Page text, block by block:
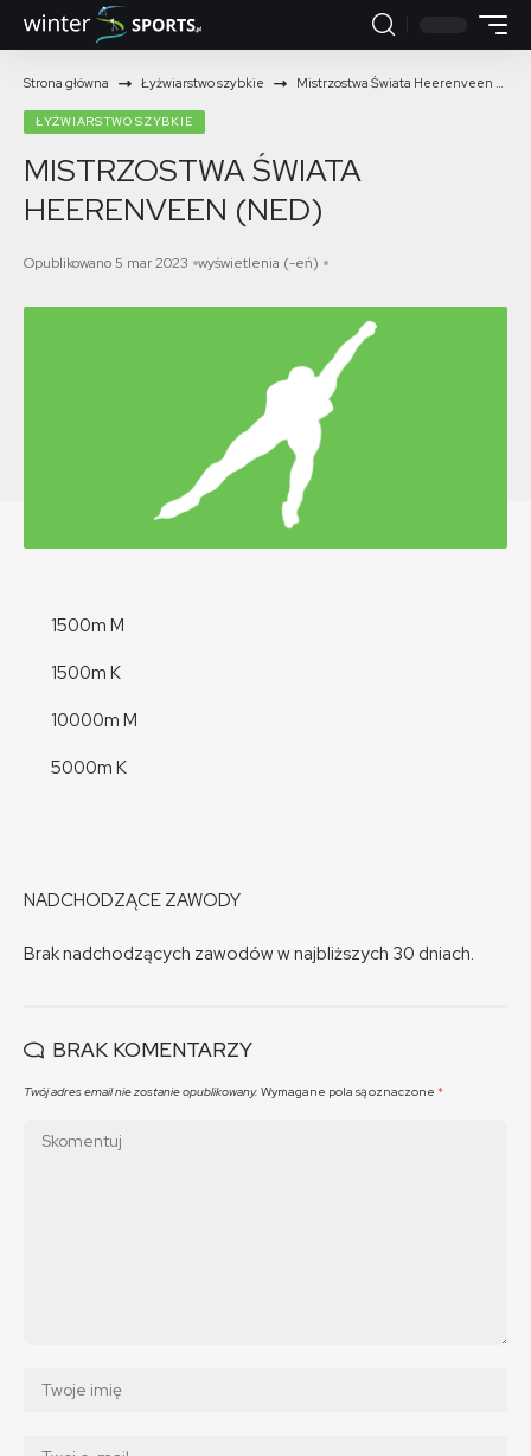
Strona główna Łyżwiarstwo szybkie Mistrzostwa Świata Heerenveen (NED)
ŁYŻWIARSTWO SZYBKIE
MISTRZOSTWA ŚWIATA
HEERENVEEN (NED)
Opublikowano 5 mar 2023 wyświetlenia (-eń)
1500m M
1500m K
10000m M
5000m K
NADCHODZĄCE ZAWODY
Brak nadchodzących zawodów w najbliższych 30 dniach.
BRAK KOMENTARZY
Twój adres email nie zostanie opublikowany. Wymagane pola są oznaczone *